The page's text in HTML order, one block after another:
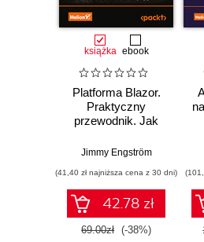
książka ebook
Platforma Blazor.
Praktyczny
przewodnik. Jak
interaktywne
internetowe z C# i
.NET 7. Wydanie II
Jimmy Engström
(41,40 zł najniższa cena z 30 dni)
42.78 zł
69.00zł (-38%)